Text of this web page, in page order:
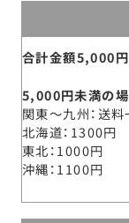
合計金額5,000円
5,000円未満の
関東～九州 送料
北海道 1300円
東北 1000円
沖縄 1100円